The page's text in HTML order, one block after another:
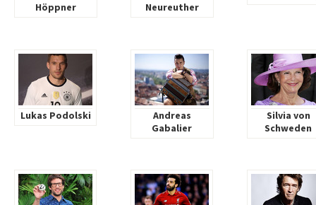
Höppner
Neureuther
Lukas Podolski
Andreas
Gabalier
Silvia von
Schweden